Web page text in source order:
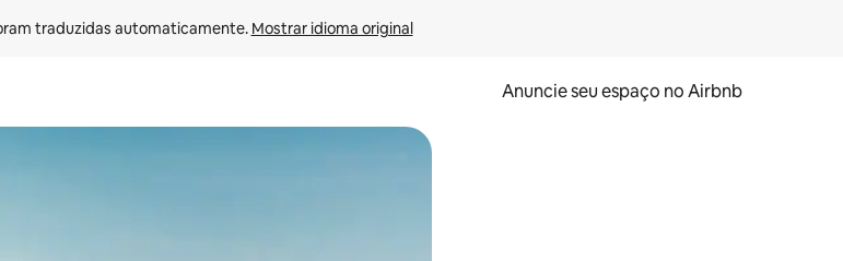
traduzidas automaticamente. Mostrar idioma original
Anuncie seu espaço no Airbnb